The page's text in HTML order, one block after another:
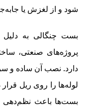
شود و از لغزش یا
بست چنگالی به دلیل
پروژه‌های صنعتی،
دارد. نصب آن ساده و
لوله‌ها را روی ریل
بست‌ها باعث نظم‌دهی